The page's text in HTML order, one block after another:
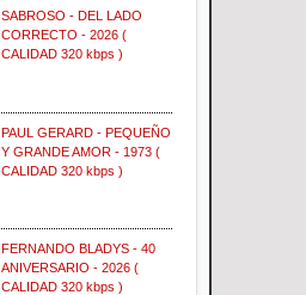
SABROSO - DEL LADO
CORRECTO - 2026 (
CALIDAD 320 kbps )
PAUL GERARD - PEQUEÑO
Y GRANDE AMOR - 1973 (
CALIDAD 320 kbps )
FERNANDO BLADYS - 40
ANIVERSARIO - 2026 (
CALIDAD 320 kbps )